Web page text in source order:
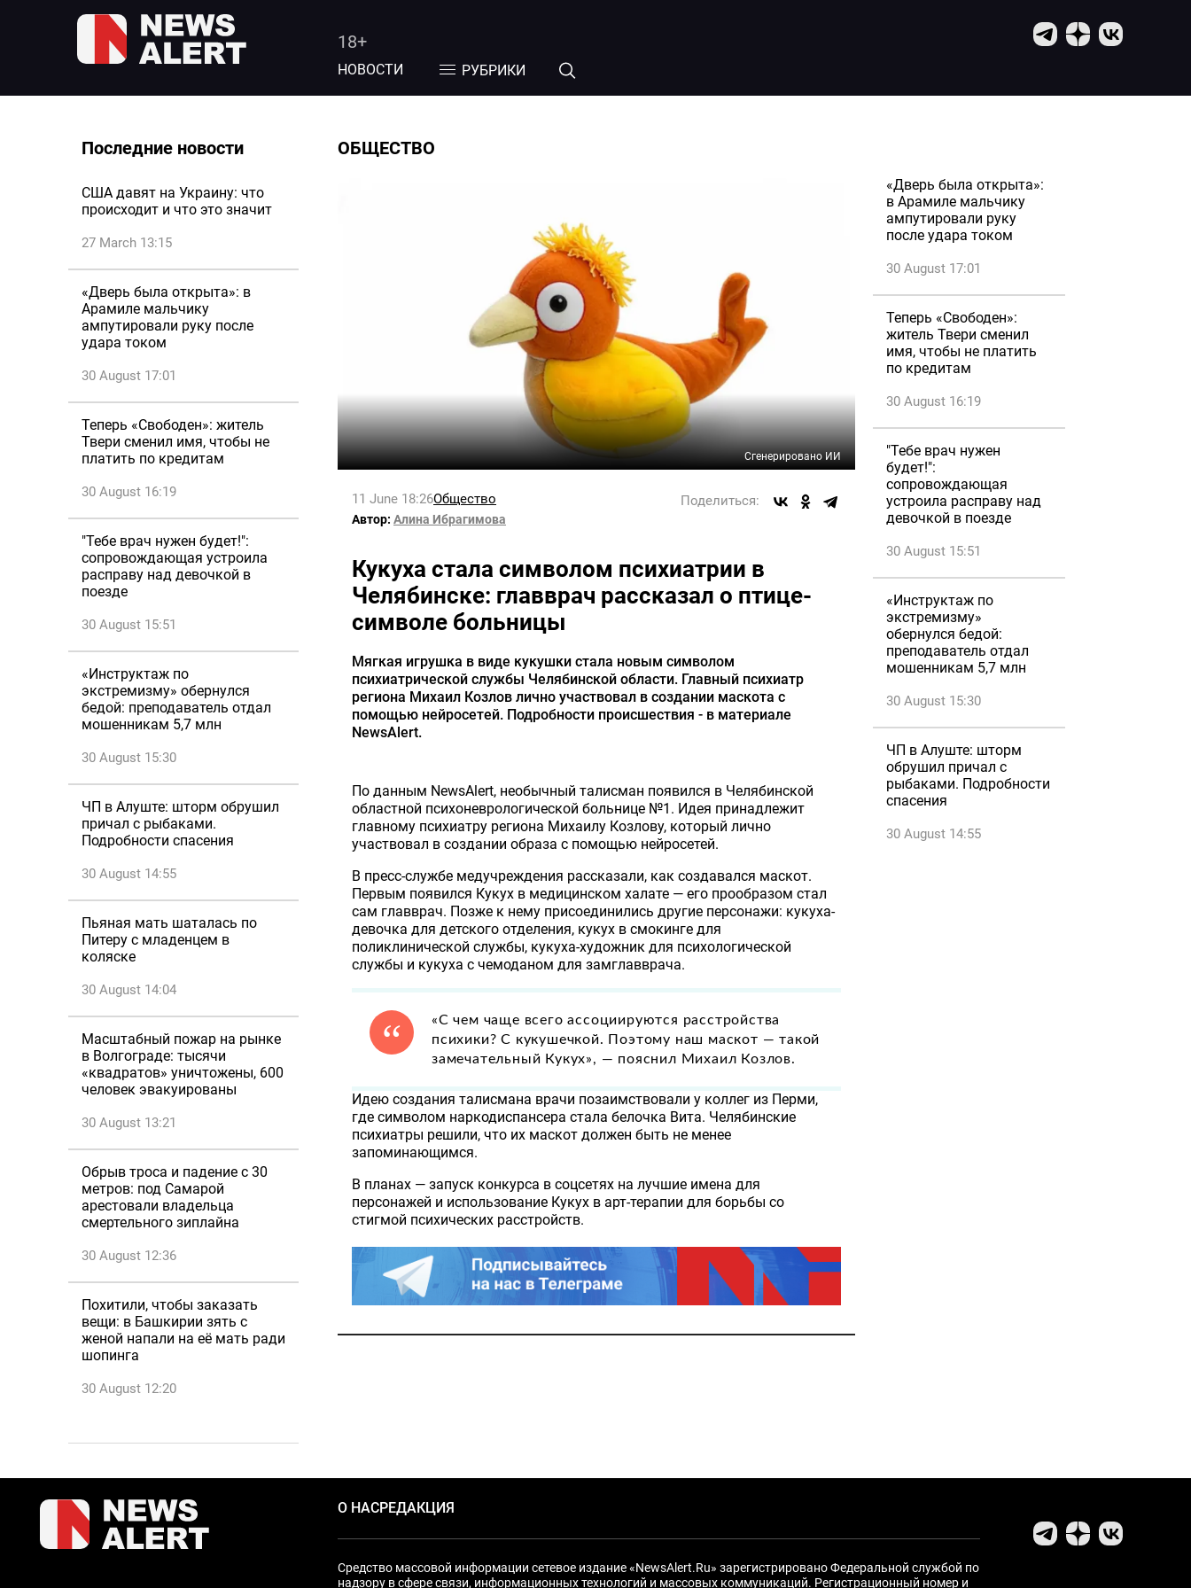
18+
НОВОСТИ РУБРИКИ
Последние новости
США давят на Украину: что
происходит и что это значит
27 March 13:15
«Дверь была открыта»: в
Арамиле мальчику
ампутировали руку после
удара током
30 August 17:01
Теперь «Свободен»: житель
Твери сменил имя, чтобы не
платить по кредитам
30 August 16:19
"Тебе врач нужен будет!":
сопровождающая устроила
расправу над девочкой в
поезде
30 August 15:51
«Инструктаж по
экстремизму» обернулся
бедой: преподаватель отдал
мошенникам 5,7 млн
30 August 15:30
ЧП в Алуште: шторм обрушил
причал с рыбаками.
Подробности спасения
30 August 14:55
Пьяная мать шаталась по
Питеру с младенцем в
коляске
30 August 14:04
Масштабный пожар на рынке
в Волгограде: тысячи
«квадратов» уничтожены, 600
человек эвакуированы
30 August 13:21
Обрыв троса и падение с 30
метров: под Самарой
арестовали владельца
смертельного зиплайна
30 August 12:36
Похитили, чтобы заказать
вещи: в Башкирии зять с
женой напали на её мать ради
шопинга
30 August 12:20
ОБЩЕСТВО
Сгенерировано ИИ
11 June 18:26Общество Поделиться:
Автор: Алина Ибрагимова
Кукуха стала символом психиатрии в
Челябинске: главврач рассказал о птице-
символе больницы
Мягкая игрушка в виде кукушки стала новым символом
психиатрической службы Челябинской области. Главный психиатр
региона Михаил Козлов лично участвовал в создании маскота с
помощью нейросетей. Подробности происшествия - в материале
NewsAlert.
По данным NewsAlert, необычный талисман появился в Челябинской
областной психоневрологической больнице №1. Идея принадлежит
главному психиатру региона Михаилу Козлову, который лично
участвовал в создании образа с помощью нейросетей.
В пресс-службе медучреждения рассказали, как создавался маскот.
Первым появился Кукух в медицинском халате — его прообразом стал
сам главврач. Позже к нему присоединились другие персонажи: кукуха-
девочка для детского отделения, кукух в смокинге для
поликлинической службы, кукуха-художник для психологической
службы и кукуха с чемоданом для замглавврача.
«С чем чаще всего ассоциируются расстройства
психики? С кукушечкой. Поэтому наш маскот — такой
замечательный Кукух», — пояснил Михаил Козлов.
Идею создания талисмана врачи позаимствовали у коллег из Перми,
где символом наркодиспансера стала белочка Вита. Челябинские
психиатры решили, что их маскот должен быть не менее
запоминающимся.
В планах — запуск конкурса в соцсетях на лучшие имена для
персонажей и использование Кукух в арт-терапии для борьбы со
стигмой психических расстройств.
«Дверь была открыта»:
в Арамиле мальчику
ампутировали руку
после удара током
30 August 17:01
Теперь «Свободен»:
житель Твери сменил
имя, чтобы не платить
по кредитам
30 August 16:19
"Тебе врач нужен
будет!":
сопровождающая
устроила расправу над
девочкой в поезде
30 August 15:51
«Инструктаж по
экстремизму»
обернулся бедой:
преподаватель отдал
мошенникам 5,7 млн
30 August 15:30
ЧП в Алуште: шторм
обрушил причал с
рыбаками. Подробности
спасения
30 August 14:55
О НАСРЕДАКЦИЯ
Средство массовой информации сетевое издание «NewsAlert.Ru» зарегистрировано Федеральной службой по
надзору в сфере связи, информационных технологий и массовых коммуникаций. Регистрационный номер и